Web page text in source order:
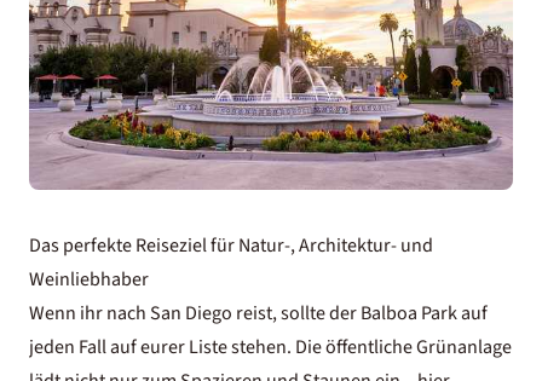
Das perfekte Reiseziel für Natur-, Architektur- und
Weinliebhaber
Wenn ihr nach San Diego reist, sollte der Balboa Park auf
jeden Fall auf eurer Liste stehen. Die öffentliche Grünanlage